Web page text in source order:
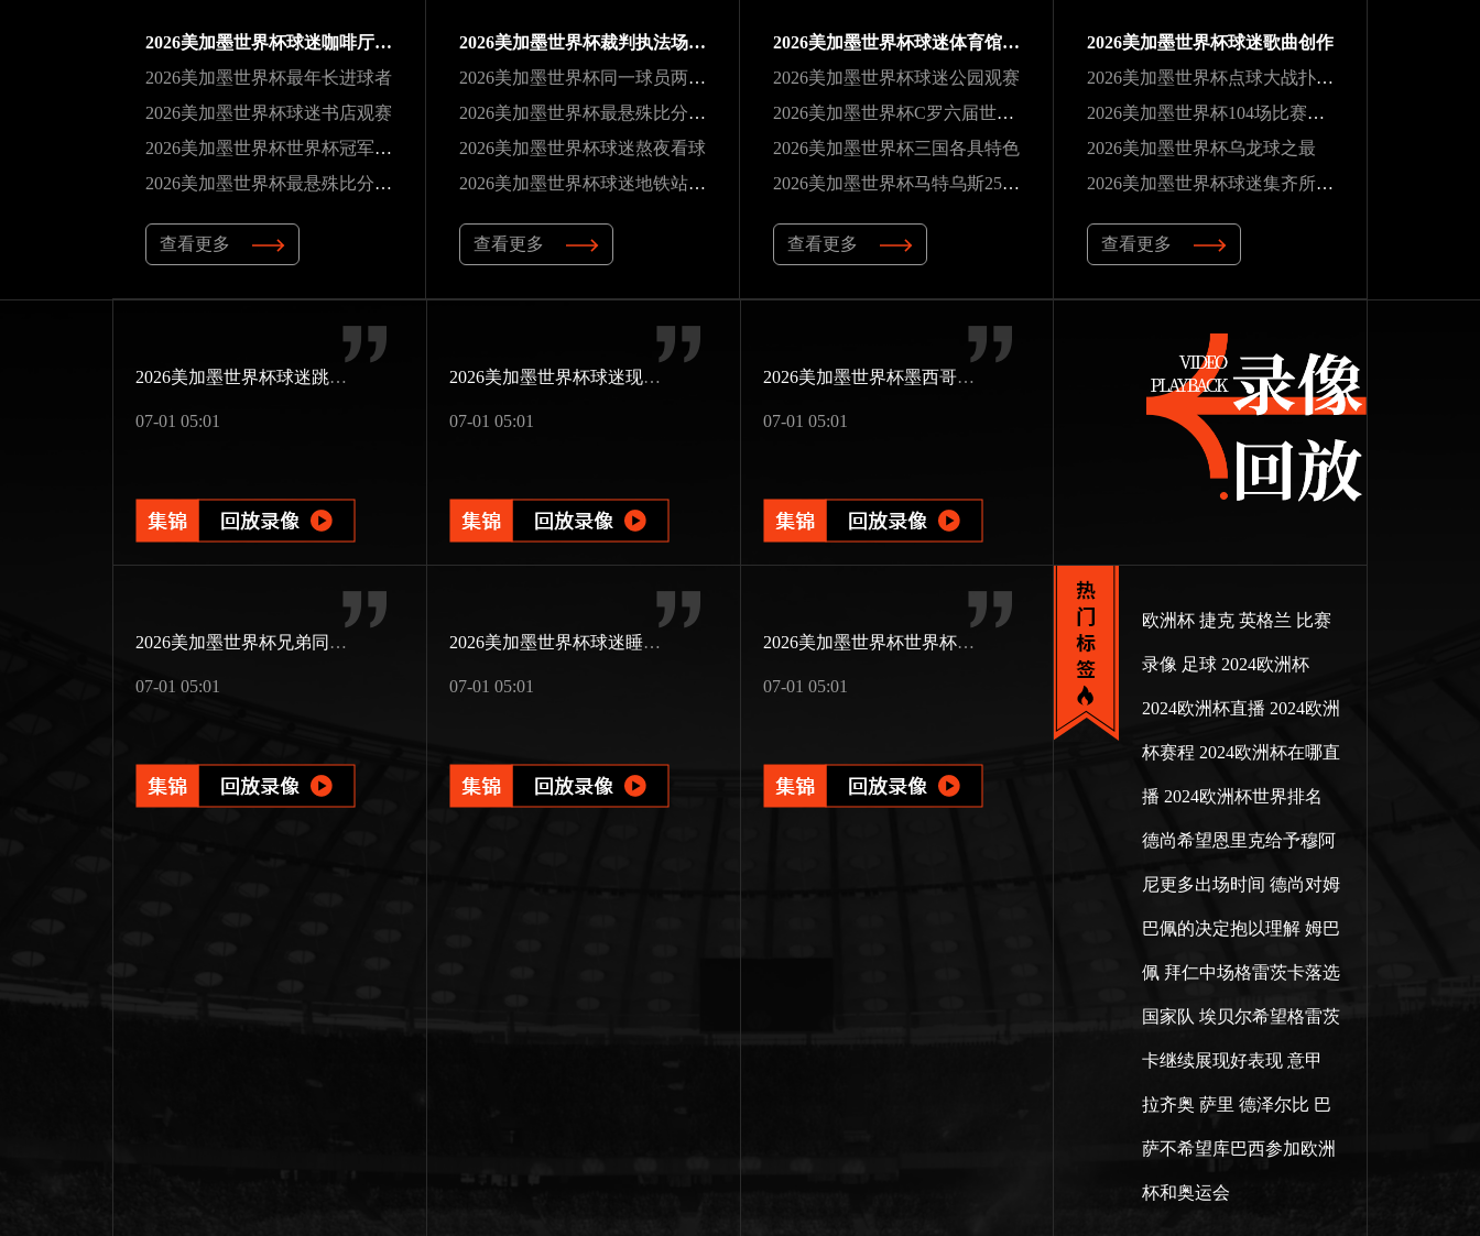
2026美加墨世界杯球迷咖啡厅观赛
2026美加墨世界杯最年长进球者
2026美加墨世界杯球迷书店观赛
2026美加墨世界杯世界杯冠军巡礼
2026美加墨世界杯最悬殊比分纪录
查看更多
2026美加墨世界杯裁判执法场次纪录
2026美加墨世界杯同一球员两夺冠军
2026美加墨世界杯最悬殊比分纪录
2026美加墨世界杯球迷熬夜看球
2026美加墨世界杯球迷地铁站观赛
查看更多
2026美加墨世界杯球迷体育馆观赛
2026美加墨世界杯球迷公园观赛
2026美加墨世界杯C罗六届世界杯纪录
2026美加墨世界杯三国各具特色
2026美加墨世界杯马特乌斯25场纪录
查看更多
2026美加墨世界杯球迷歌曲创作
2026美加墨世界杯点球大战扑救纪录
2026美加墨世界杯104场比赛场次最多
2026美加墨世界杯乌龙球之最
2026美加墨世界杯球迷集齐所有场馆
查看更多
2026美加墨世界杯球迷跳伞助威
07-01 05:01
2026美加墨世界杯球迷现场婚礼
07-01 05:01
2026美加墨世界杯墨西哥第三次办赛
07-01 05:01
2026美加墨世界杯兄弟同场竞技
07-01 05:01
2026美加墨世界杯球迷睡过头
07-01 05:01
2026美加墨世界杯世界杯版图扩展
07-01 05:01
欧洲杯 捷克 英格兰 比赛
录像 足球 2024欧洲杯
2024欧洲杯直播 2024欧洲
杯赛程 2024欧洲杯在哪直
播 2024欧洲杯世界排名
德尚希望恩里克给予穆阿
尼更多出场时间 德尚对姆
巴佩的决定抱以理解 姆巴
佩 拜仁中场格雷茨卡落选
国家队 埃贝尔希望格雷茨
卡继续展现好表现 意甲
拉齐奥 萨里 德泽尔比 巴
萨不希望库巴西参加欧洲
杯和奥运会